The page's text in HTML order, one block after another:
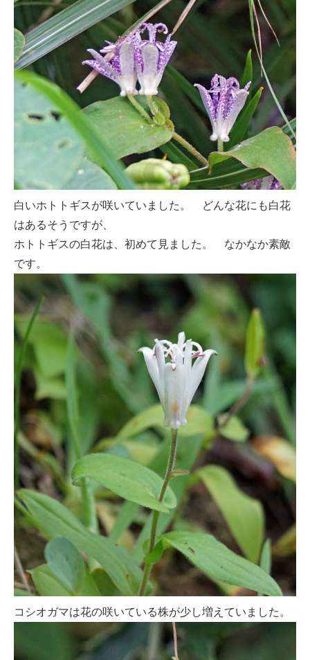
白いホトトギスが咲いていました。 どんな花にも白花
はあるそうですが、
ホトトギスの白花は、初めて見ました。 なかなか素敵
です。
コシオガマは花の咲いている株が少し増えていました。